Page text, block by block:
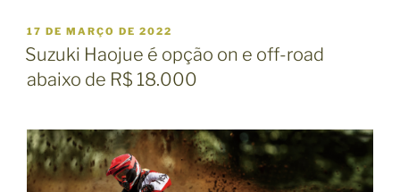
S
C
A
P
R
E
P
U
B
L
A
D
O
E
17 DE MARÇO DE 2022
Suzuki Haojue é opção on e off-road
abaixo de R$ 18.000